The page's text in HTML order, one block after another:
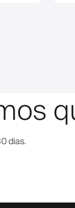
dias.